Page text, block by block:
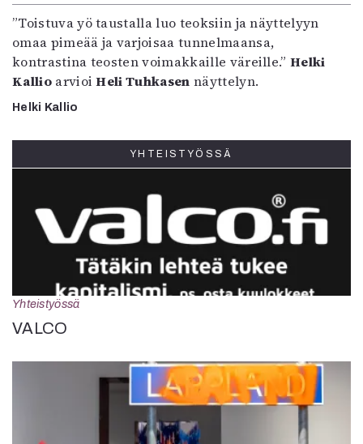
”Toistuva yö taustalla luo teoksiin ja näyttelyyn
omaa pimeää ja varjoisaa tunnelmaansa,
kontrastina teosten voimakkaille väreille.”Helki
KallioarvioiHeli Tuhkasen näyttelyn.
Helki Kallio
YHTEISTYÖSSÄ
Yhteistyössä
VALCO